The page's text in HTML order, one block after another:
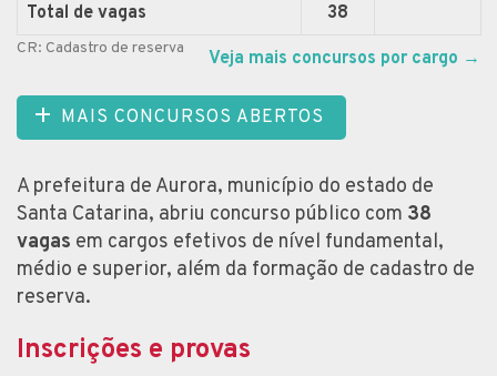
Total de vagas
38
CR: Cadastro de reserva Veja mais concursos por cargo →
MAIS CONCURSOS ABERTOS
A prefeitura de Aurora, município do estado de
Santa Catarina, abriu concurso público com 38
vagas em cargos efetivos de nível fundamental,
médio e superior, além da formação de cadastro de
reserva.
Inscrições e provas